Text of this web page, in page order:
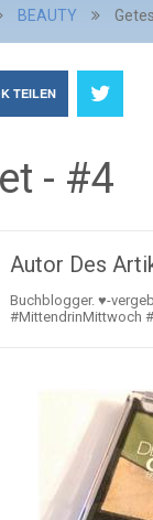
BEAUTY
TEILEN
- #4
Autor Des
Buchblogger. ♥-
#MittendrinMittwoch